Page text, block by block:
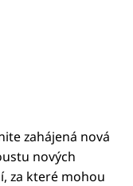
zahájená nová
nových
za které mohou